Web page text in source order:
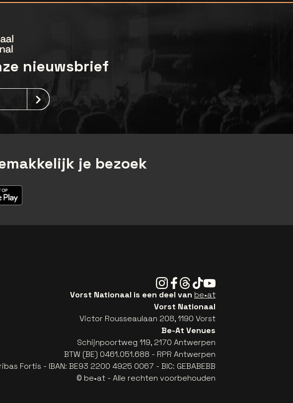
nieuwsbrief
je bezoek
Instagram
Facebook
Threads
TiktokYoutube
Vorst Nationaal is een deel van be•at
Vorst Nationaal
Victor Rousseaulaan 208, 1190 Vorst
Be-At Venues
Schijnpoortweg 119, 2170 Antwerpen
BTW (BE) 0461.051.688 - RPR Antwerpen
Fortis - IBAN: BE93 2200 4925 0067 - BIC: GEBABEBB
© be•at - Alle rechten voorbehouden